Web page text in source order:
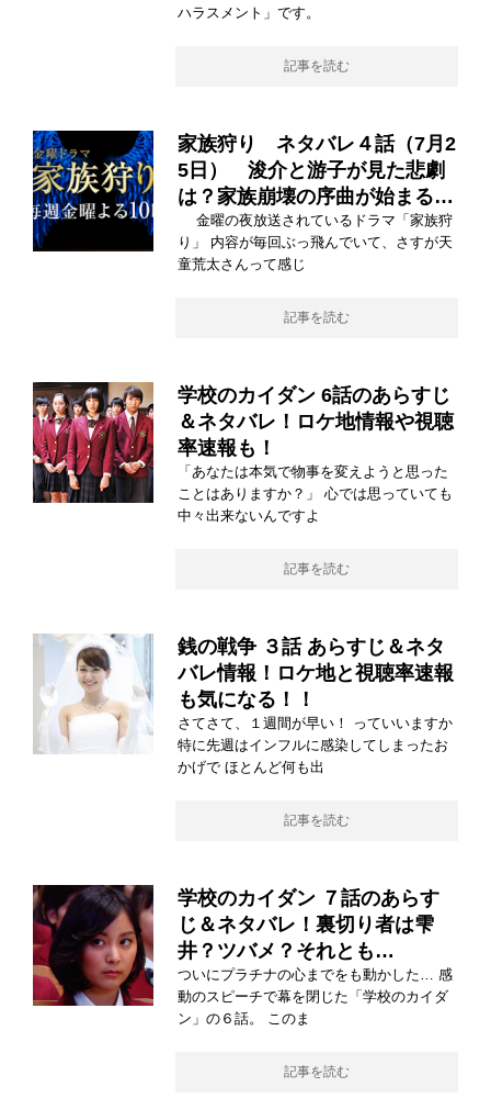
ハラスメント」です。
記事を読む
家族狩り ネタバレ４話（7月2
5日） 浚介と游子が見た悲劇
は？家族崩壊の序曲が始まる…
金曜の夜放送されているドラマ「家族狩
り」 内容が毎回ぶっ飛んでいて、さすが天
童荒太さんって感じ
記事を読む
学校のカイダン 6話のあらすじ
＆ネタバレ！ロケ地情報や視聴
率速報も！
「あなたは本気で物事を変えようと思った
ことはありますか？」 心では思っていても
中々出来ないんですよ
記事を読む
銭の戦争 ３話 あらすじ＆ネタ
バレ情報！ロケ地と視聴率速報
も気になる！！
さてさて、１週間が早い！ っていいますか
特に先週はインフルに感染してしまったお
かげで ほとんど何も出
記事を読む
学校のカイダン ７話のあらす
じ＆ネタバレ！裏切り者は雫
井？ツバメ？それとも…
ついにプラチナの心までをも動かした… 感
動のスピーチで幕を閉じた「学校のカイダ
ン」の６話。 このま
記事を読む